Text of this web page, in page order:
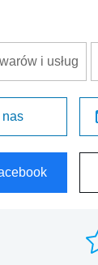
i usług
nas